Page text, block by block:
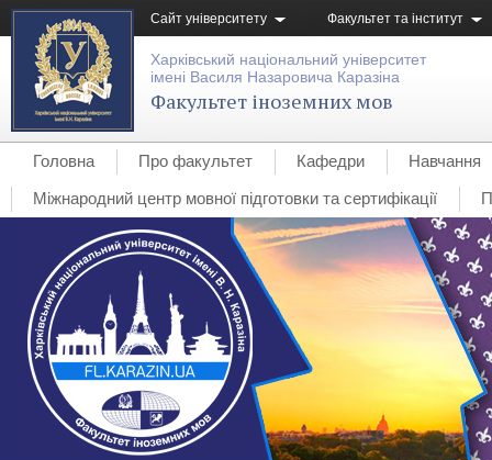
Сайт університету Факультет та інститут
Харківський національний університет
імені Василя Назаровича Каразіна
Факультет іноземних мов
Головна Про факультет Кафедри
Навчання
Міжнародний центр мовної підготовки та сертифікації